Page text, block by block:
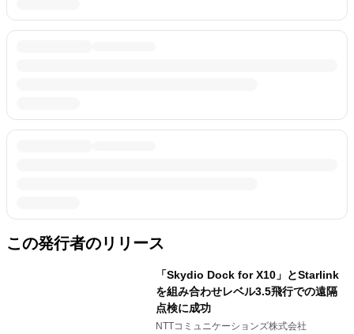
この発行者のリリース
「Skydio Dock for X10」とStarlink
を組み合わせレベル3.5飛行での遠隔
点検に成功
NTTコミュニケーションズ株式会社